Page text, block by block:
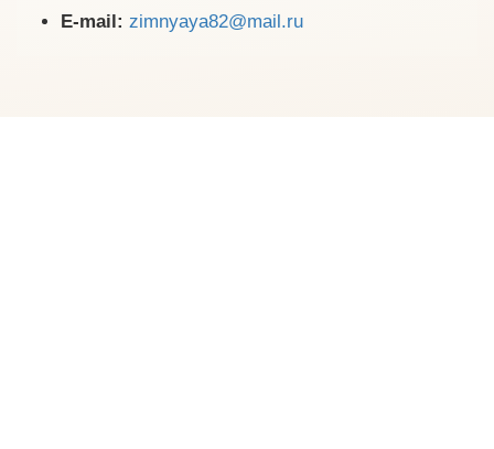
E-mail: zimnyaya82@mail.ru